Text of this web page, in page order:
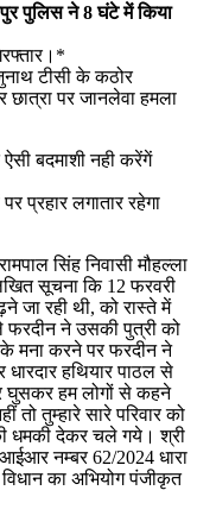
पुलिस ने 8 घंटे में किया
टीसी के कठोर
छात्रा पर जानलेवा हमला
बदमाशी नही करेंगें
प्रहार लगातार रहेगा
सिंह निवासी मौहल्ला
सूचना कि 12 फरवरी
जा रही थी, को रास्ते में
फरदीन ने उसकी पुत्री को
मना करने पर फरदीन ने
हथियार पाठल से
घुसकर हम लोगों से कहने
तुम्हारे सारे परिवार को
धमकी देकर चले गये। श्री
नम्बर 62/2024 धारा
का अभियोग पंजीकृत